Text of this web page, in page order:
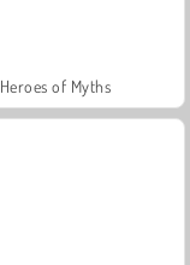
Heroes of Myths